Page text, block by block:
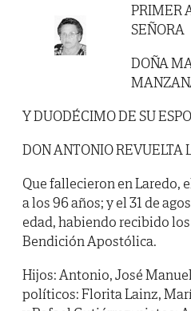
PRIMER
SEÑORA
DOÑA
Y DUODÉCIMO DE SU
DON ANTONIO REVUELTA
Que fallecieron en Laredo,
a los 96 años; y el 31 de
edad, habiendo recibido
Bendición Apostólica.
Hijos: Antonio, José
políticos: Florita Lainz,